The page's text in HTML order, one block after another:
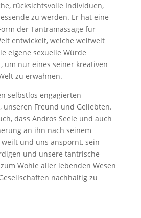
rücksichtsvolle Individuen,
zu werden. Er hat eine
der Tantramassage für
entwickelt, welche weltweit
eigene sexuelle Würde
um nur eines seiner kreativen
zu erwähnen.
selbstlos engagierten
unseren Freund und Geliebten.
dass Andros Seele und auch
an ihn nach seinem
und uns anspornt, sein
und unsere tantrische
Wohle aller lebenden Wesen
nachhaltig zu